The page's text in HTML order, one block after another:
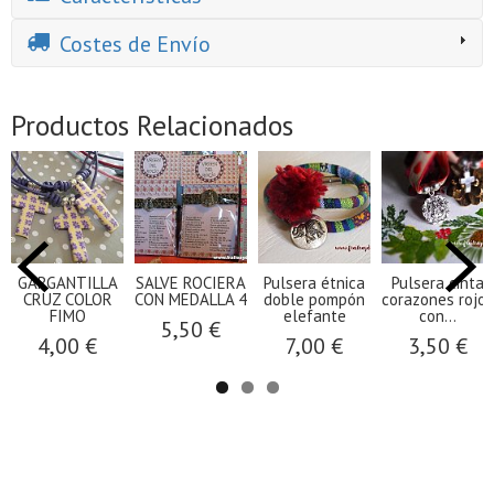
Costes de Envío
Productos Relacionados
GARGANTILLA
CRUZ COLOR
FIMO
4,00 €
SALVE ROCIERA
CON MEDALLA 4
5,50 €
Pulsera étnica
doble pompón
elefante
7,00 €
Pulsera cinta
corazones rojos
con...
3,50 €